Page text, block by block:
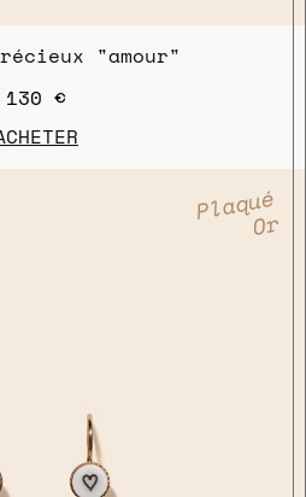
"amour"
130 €
Plaqué
Or